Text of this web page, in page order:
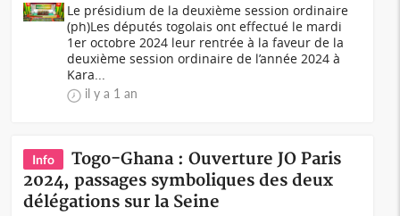
Le présidium de la deuxième session ordinaire
(ph)Les députés togolais ont effectué le mardi
1er octobre 2024 leur rentrée à la faveur de la
deuxième session ordinaire de l’année 2024 à
Kara...
il y a 1 an
Info
Togo-Ghana : Ouverture JO Paris
2024, passages symboliques des deux
délégations sur la Seine